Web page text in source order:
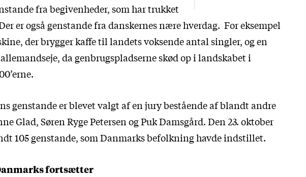
fra begivenheder, som har trukket
er også genstande fra danskernes nære hverdag. For eksempel
der brygger kaffe til landets voksende antal singler, og en
da genbrugspladserne skød op i landskabet i
genstande er blevet valgt af en jury bestående af blandt andre
Glad, Søren Ryge Petersen og Puk Damsgård. Den 23. oktober
105 genstande, som Danmarks befolkning havde indstillet.
fortsætter